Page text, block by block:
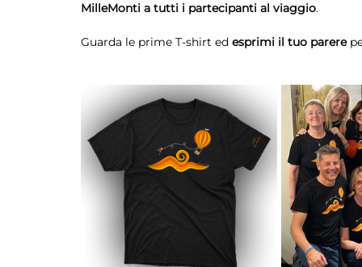
MilleMonti a tutti i partecipanti al viaggio.
Guarda le prime T-shirt ed esprimi il tuo parere